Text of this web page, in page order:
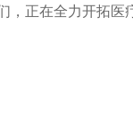
，正在全力开拓医